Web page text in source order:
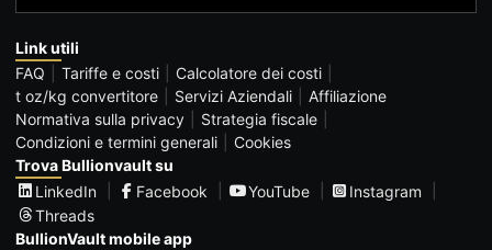
Link utili
FAQ
Tariffe e costi
Calcolatore dei costi
t oz/kg convertitore
Servizi Aziendali
Affiliazione
Normativa sulla privacy
Strategia fiscale
Condizioni e termini generali
Cookies
Trova Bullionvault su
LinkedIn
Facebook YouTube
Instagram
Threads
BullionVault mobile app